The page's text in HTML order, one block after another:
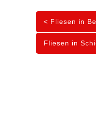
< Fliesen in
Fliesen in